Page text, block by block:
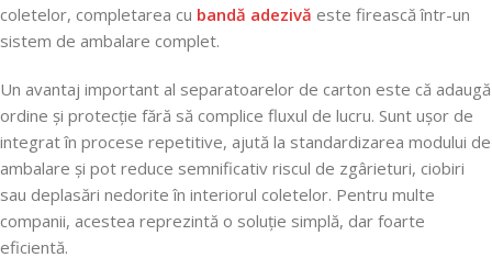
coletelor, completarea cu bandă adezivă este firească într-un
sistem de ambalare complet.
Un avantaj important al separatoarelor de carton este că adaugă
ordine și protecție fără să complice fluxul de lucru. Sunt ușor de
integrat în procese repetitive, ajută la standardizarea modului de
ambalare și pot reduce semnificativ riscul de zgârieturi, ciobiri
sau deplasări nedorite în interiorul coletelor. Pentru multe
companii, acestea reprezintă o soluție simplă, dar foarte
eficientă.